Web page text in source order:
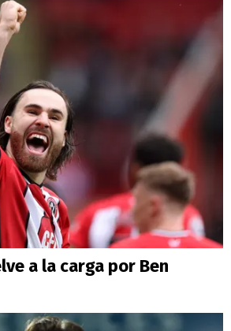
a la carga por Ben